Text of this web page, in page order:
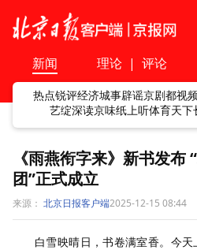
新闻 理论 | 评论
热点锐评经济城事辟谣京剧都视
艺绽深读京味纸上听体育天下
《雨燕衔字来》新书发布
团”正式成立
来源： 北京日报客户端2025-12-15 08:44
白雪映晴日，书卷满室香。今